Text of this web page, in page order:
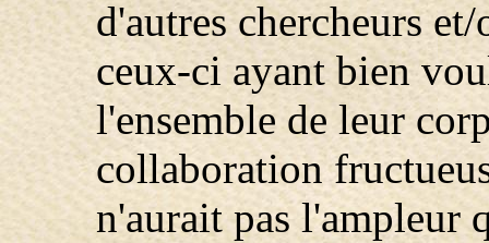
d'autres chercheurs
ceux-ci ayant bien
l'ensemble de leur
collaboration
n'aurait pas l'ampleur